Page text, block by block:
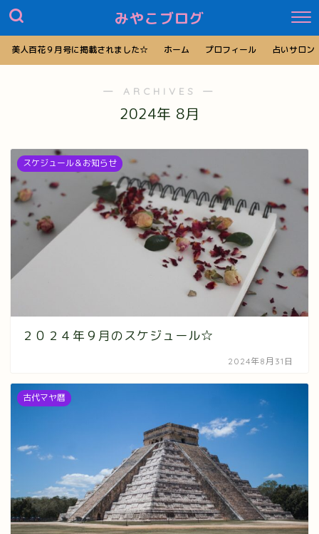
みやこブログ
美人百花９月号に掲載されました☆ ホーム プロフィール 占いサロン
― ARCHIVES ―
2024年 8月
スケジュール＆お知らせ
２０２４年９月のスケジュール☆
2024年8月31日
古代マヤ暦